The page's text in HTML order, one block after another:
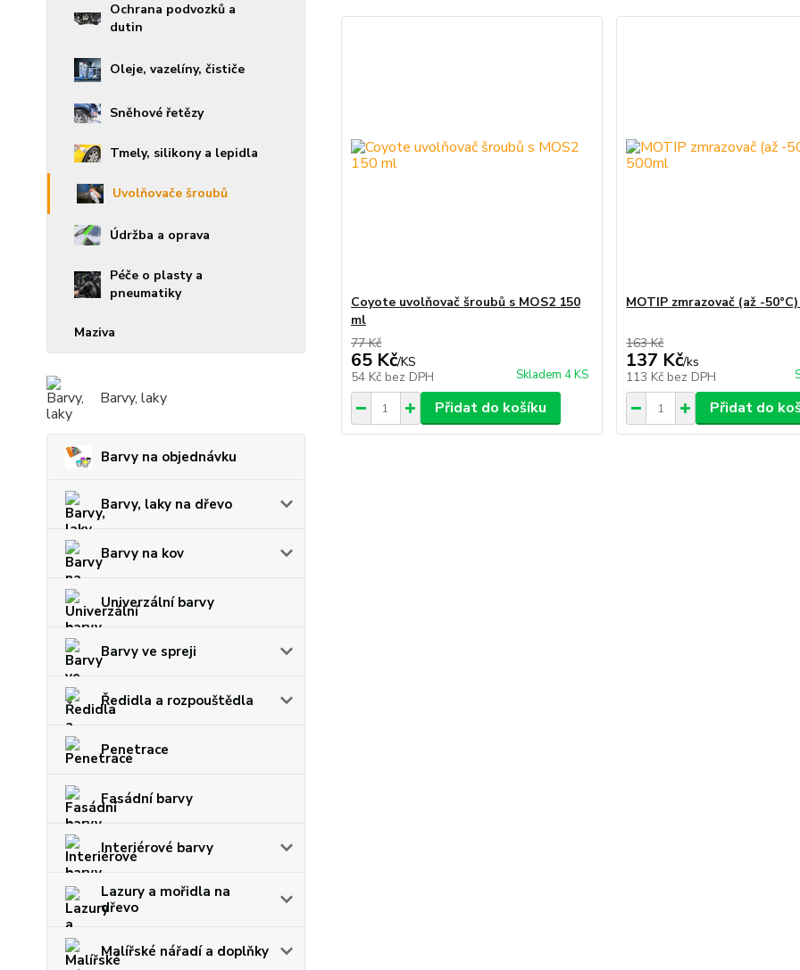
Ochrana podvozků a
dutin
Oleje, vazelíny, čističe
Sněhové řetězy
Tmely, silikony a lepidla
Uvolňovače šroubů
Údržba a oprava
Péče o plasty a
pneumatiky
Maziva
Barvy, laky
Barvy na objednávku
Barvy, laky na dřevo
Barvy na kov
Univerzální barvy
Barvy ve spreji
Ředidla a rozpouštědla
Penetrace
Fasádní barvy
Interiérové barvy
Lazury a mořidla na
dřevo
Malířské nářadí a doplňky
Coyote uvolňovač šroubů s MOS2 150
ml
77 Kč
65 Kč/KS
54 Kč bez DPH Skladem 4 KS
Přidat do košíku
MOTIP zmrazovač (až -
163 Kč
137 Kč/ks
113 Kč bez DPH
Přidat do